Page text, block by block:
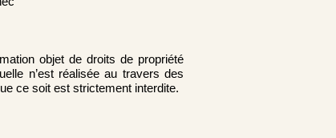
objet de droits de propriété
n’est réalisée au travers des
ce soit est strictement interdite.